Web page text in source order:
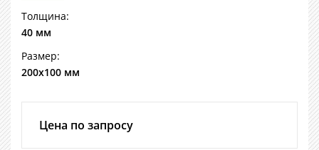
Толщина:
40 мм
Размер:
200х100 мм
Цена по запросу